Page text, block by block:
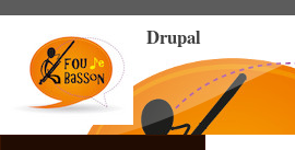
main
content
Drupal